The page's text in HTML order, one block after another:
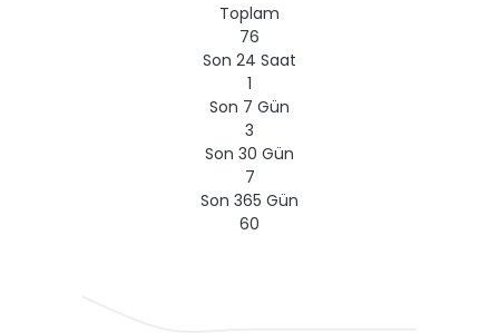
Toplam
76
Son 24 Saat
1
Son 7 Gün
3
Son 30 Gün
7
Son 365 Gün
60